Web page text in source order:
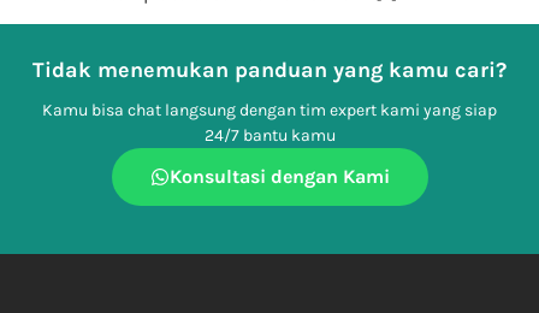
Tidak menemukan panduan yang kamu cari?
Kamu bisa chat langsung dengan tim expert kami yang siap
24/7 bantu kamu
Konsultasi dengan Kami